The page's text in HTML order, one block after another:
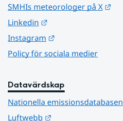
SMHIs meteorologer på X
Linkedin
Instagram
Policy för sociala medier
Datavärdskap
Nationella emissionsdatabasen
Luftwebb